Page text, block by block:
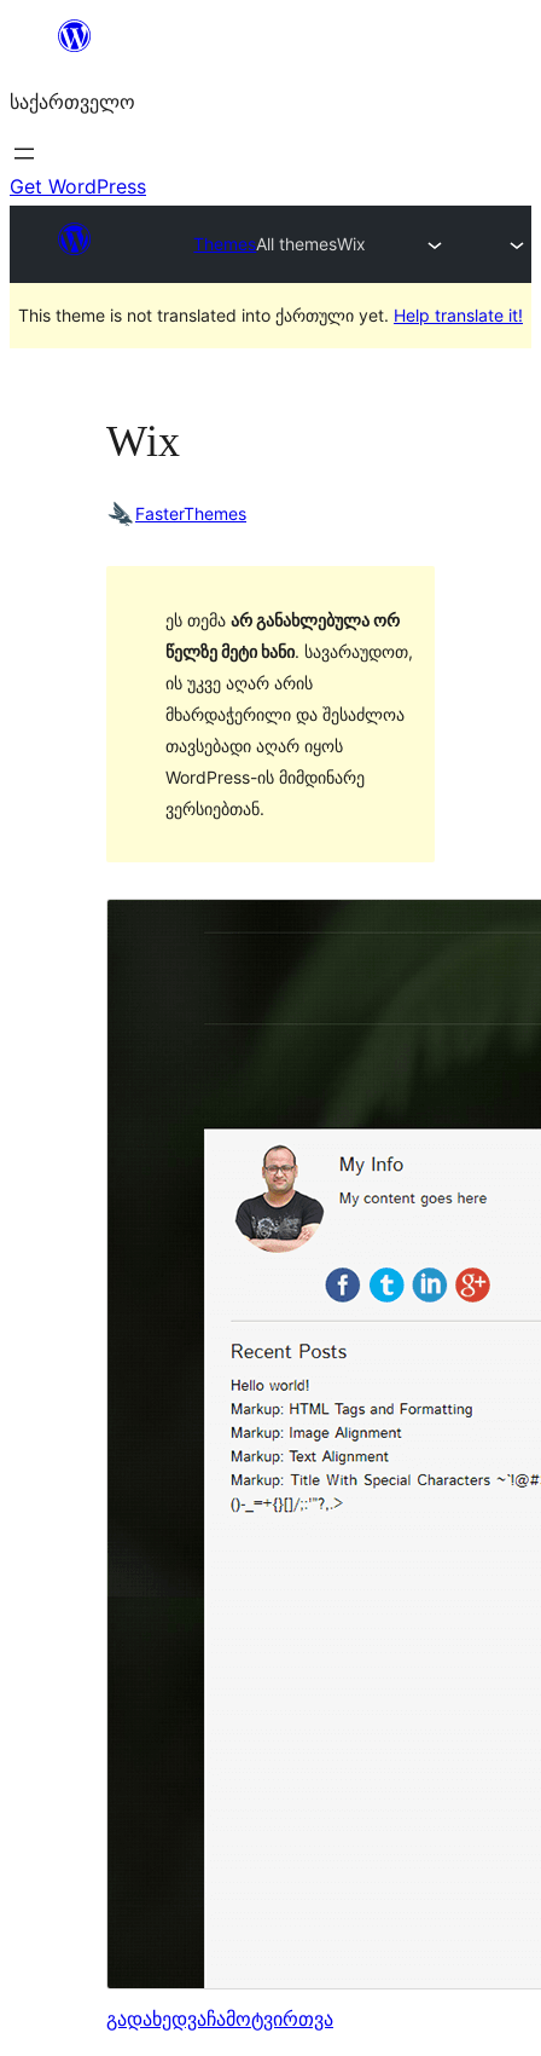
შიგთავსზე
საქართველო
Get WordPress
ThemesAll themesWix
This theme is not translated into ქართული yet. Help translate it!
Wix
FasterThemes
ეს თემა არ განახლებულა ორ
წელზე მეტი ხანი. სავარაუდოთ,
ის უკვე აღარ არის
მხარდაჭერილი და შესაძლოა
თავსებადი აღარ იყოს
WordPress-ის მიმდინარე
ვერსიებთან.
გადახედვაჩამოტვირთვა